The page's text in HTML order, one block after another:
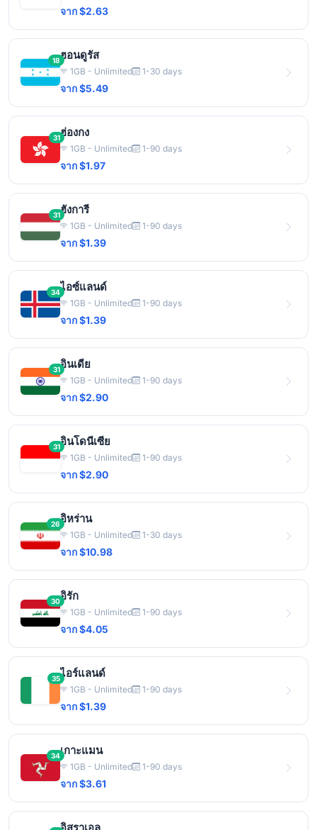
จาก $2.63
18ฮอนดูรัส
1GB - Unlimited 1-30 days
จาก $5.49
31ฮ่องกง
1GB - Unlimited 1-90 days
จาก $1.97
31ฮังการี
1GB - Unlimited 1-90 days
จาก $1.39
34ไอซ์แลนด์
1GB - Unlimited 1-90 days
จาก $1.39
31อินเดีย
1GB - Unlimited 1-90 days
จาก $2.90
31อินโดนีเซีย
1GB - Unlimited 1-90 days
จาก $2.90
26อิหร่าน
1GB - Unlimited 1-30 days
จาก $10.98
30อิรัก
1GB - Unlimited 1-90 days
จาก $4.05
35ไอร์แลนด์
1GB - Unlimited 1-90 days
จาก $1.39
34เกาะแมน
1GB - Unlimited 1-90 days
จาก $3.61